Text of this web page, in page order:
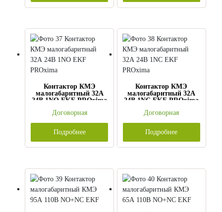
Контактор КМЭ
малогабаритный 32А
24В 1NO EKF PROxima
Договорная
Подробнее
Контактор КМЭ
малогабаритный 32А
24В 1NC EKF PROxima
Договорная
Подробнее